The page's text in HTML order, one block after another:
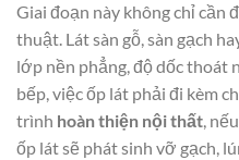
Giai đoạn này không chỉ cần
thuật. Lát sàn gỗ, sàn gạch
lớp nền phẳng, độ dốc thoát
bếp, việc ốp lát phải đi kèm
trình hoàn thiện nội thất,
ốp lát sẽ phát sinh vỡ gạch,